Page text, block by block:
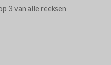
3 van alle reeksen